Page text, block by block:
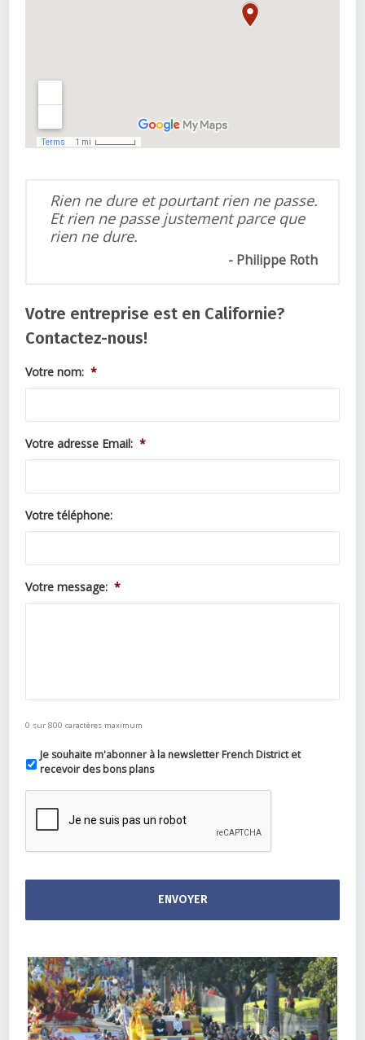
Rien ne dure et pourtant rien ne passe.
Et rien ne passe justement parce que
rien ne dure.
Philippe Roth
Votre entreprise est en Californie?
Contactez-nous!
Votre nom: *
Votre adresse Email: *
Votre téléphone:
Votre message: *
0 sur 800 caractères maximum
Je souhaite m'abonner à la newsletter French District et
recevoir des bons plans